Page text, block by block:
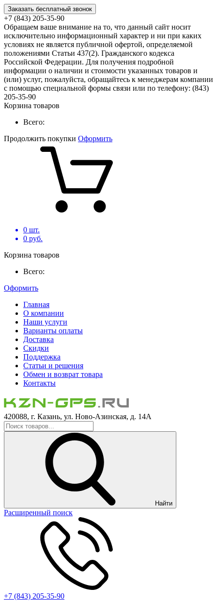
Заказать бесплатный звонок
+7 (843) 205-35-90
Обращаем ваше внимание на то, что данный сайт носит
исключительно информационный характер и ни при каких
условиях не является публичной офертой, определяемой
положениями Статьи 437(2). Гражданского кодекса
Российской Федерации. Для получения подробной
информации о наличии и стоимости указанных товаров и
(или) услуг, пожалуйста, обращайтесь к менеджерам компании
с помощью специальной формы связи или по телефону: (843)
205-35-90
Корзина товаров
Всего:
Продолжить покупки Оформить
0 шт.
0 руб.
Корзина товаров
Всего:
Оформить
Главная
О компании
Наши услуги
Варианты оплаты
Доставка
Скидки
Поддержка
Статьи и решения
Обмен и возврат товара
Контакты
420088, г. Казань, ул. Ново-Азинская, д. 14А
Найти
Расширенный поиск
+7 (843) 205-35-90